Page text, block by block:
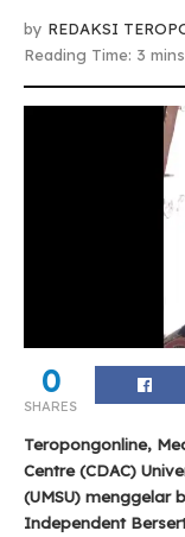
by REDAKSI
Reading Time: 3
0
SHARES
Teropongonline,
Centre (CDAC)
(UMSU) menggelar
Independent